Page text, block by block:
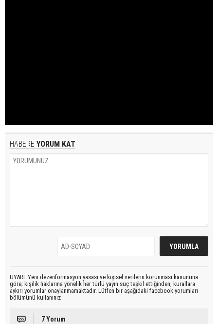
HABERE YORUM KAT
UYARI: Yeni dezenformasyon yasası ve kişisel verilerin korunması kanununa
göre; kişilik haklarına yönelik her türlü yayın suç teşkil ettiğinden, kurallara
aykırı yorumlar onaylanmamaktadır. Lütfen bir aşağıdaki facebook yorumları
bölümünü kullanınız
7 Yorum